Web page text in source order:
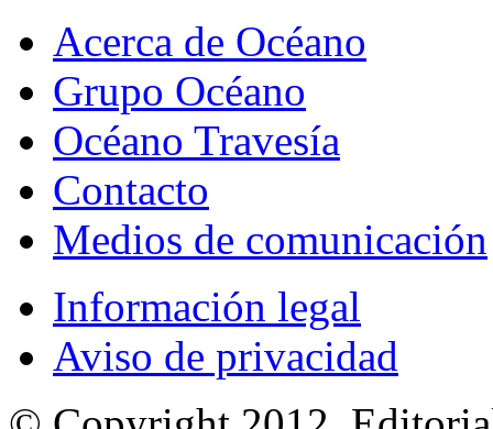
Acerca de Océano
Grupo Océano
Océano Travesía
Contacto
Medios de comunicación
Información legal
Aviso de privacidad